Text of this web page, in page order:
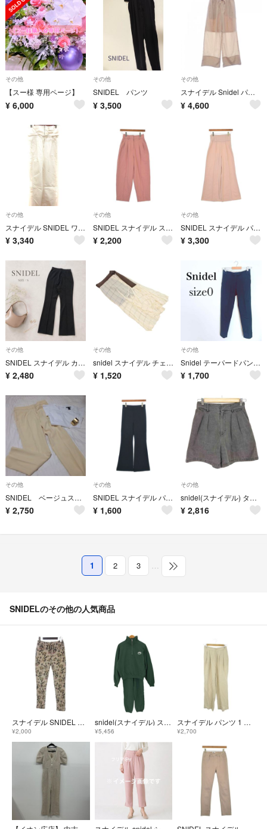
その他
【スー様 専用ページ】
¥ 6,000
その他
SNIDEL パンツ
¥ 3,500
その他
スナイデル Snidel パンツ
¥ 4,600
その他
スナイデル SNIDEL ワイドパンツ 1 ウエストマーク クリーム /RT
¥ 3,340
その他
SNIDEL スナイデル スラックス S ピンク 【古着】【中古】【送料無料】
¥ 2,200
その他
SNIDEL スナイデル パンツ（その他） S ピンク 【古着】【中古】【送料無料】
¥ 3,300
その他
SNIDEL スナイデル カットフレアパンツ 黒 0 美脚 リブ スナイデル
¥ 2,480
その他
snidel スナイデル チェック プリーツ加工 スカート パンツ size0/アイボリー ■◆ レディース
¥ 1,520
その他
Snidel テーパードパンツ スラックス【0】ダークグリーン 微ストレッチ
¥ 1,700
その他
SNIDEL ベージュスラックス
¥ 2,750
その他
SNIDEL スナイデル パンツ（その他） M 黒 【古着】【中古】【送料無料】
¥ 1,600
その他
snidel(スナイデル) タックハーフパンツ レディース パンツ その他パンツ
¥ 2,816
1 2 3 …
SNIDELのその他の人気商品
スナイデル SNIDEL パンツ スラックス 花柄 ベージュ 0
¥2,000
snidel(スナイデル) スウェットハーフジップセットアップ レディース
¥5,456
スナイデル パンツ 1 ベージュ タック ストレート 無地 /AO38
¥2,700